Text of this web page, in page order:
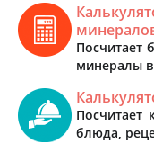
Посчитает
минералы
Посчитает
блюда,